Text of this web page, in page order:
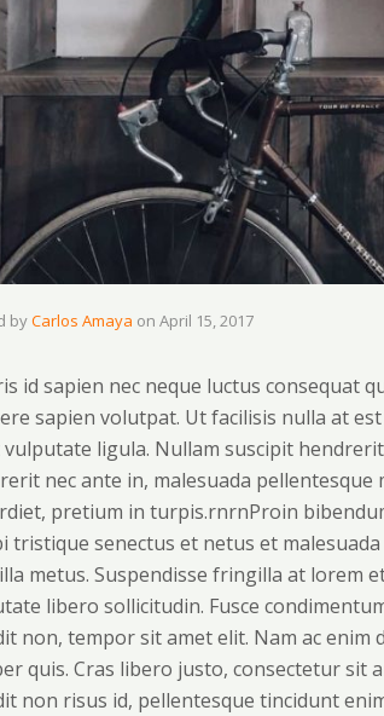
byCarlos Amaya on April 15, 2017
id sapien nec neque luctus consequat
sapien volutpat. Ut facilisis nulla at
vulputate ligula. Nullam suscipit
nec ante in, malesuada pellentesque
pretium in turpis.rnrnProin
tristique senectus et netus et
metus. Suspendisse fringilla at lorem
libero sollicitudin. Fusce
non, tempor sit amet elit. Nam ac
quis. Cras libero justo, consectetur sit
non risus id, pellentesque tincidunt